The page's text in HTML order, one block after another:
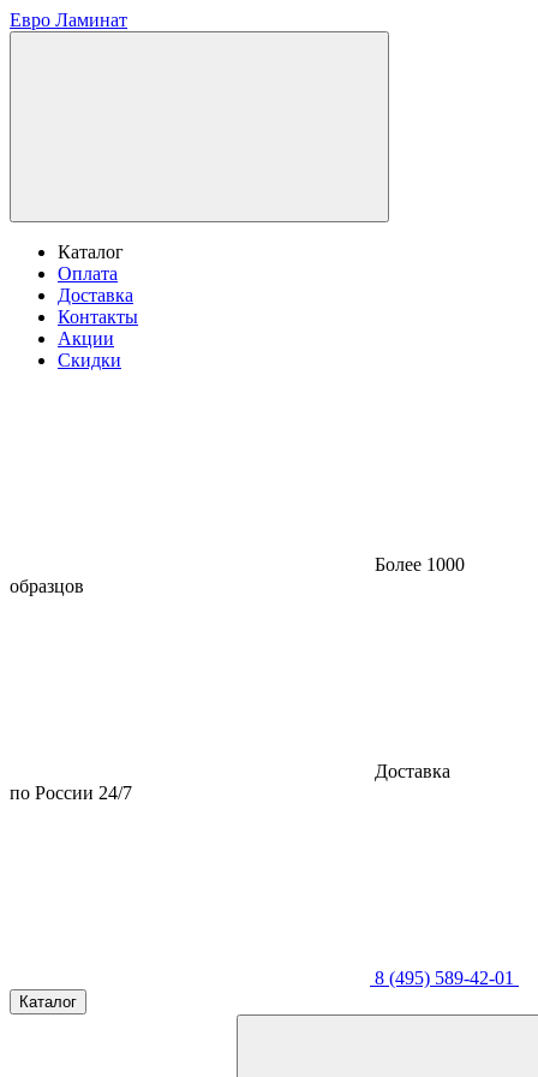
Евро Ламинат
Каталог
Оплата
Доставка
Контакты
Акции
Скидки
Более 1000
образцов
Доставка
по России 24/7
8 (495) 589-42-01
Каталог